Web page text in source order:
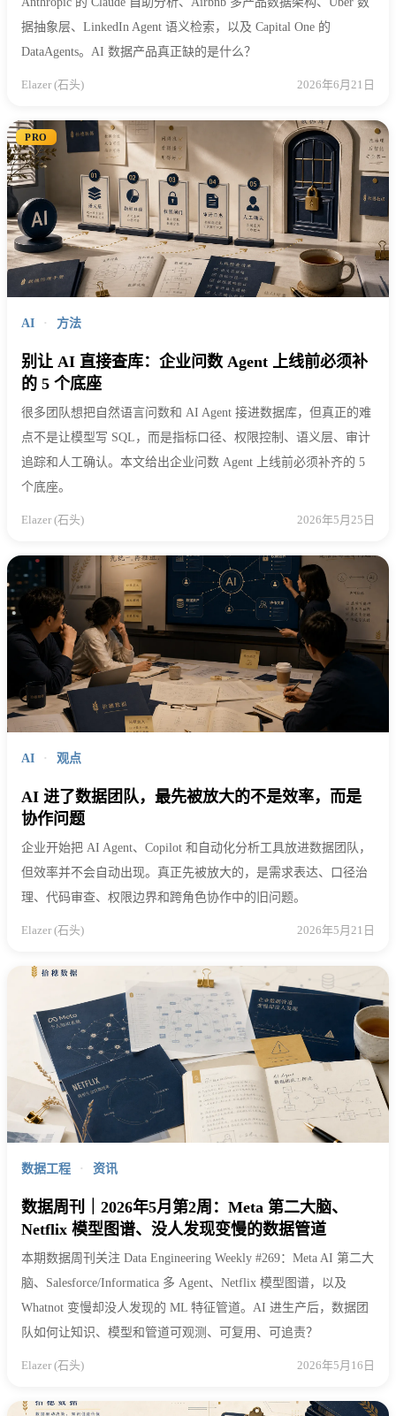
据抽象层、LinkedIn Agent 语义检索，以及 Capital One 的
DataAgents。AI 数据产品真正缺的是什么？
Elazer (石头) 2026年6月21日
PRO
AI · 方法
别让 AI 直接查库：企业问数 Agent 上线前必须补
的 5 个底座
很多团队想把自然语言问数和 AI Agent 接进数据库，但真正的难
点不是让模型写 SQL，而是指标口径、权限控制、语义层、审计
追踪和人工确认。本文给出企业问数 Agent 上线前必须补齐的 5
个底座。
Elazer (石头) 2026年5月25日
AI · 观点
AI 进了数据团队，最先被放大的不是效率，而是
协作问题
企业开始把 AI Agent、Copilot 和自动化分析工具放进数据团队，
但效率并不会自动出现。真正先被放大的，是需求表达、口径治
理、代码审查、权限边界和跨角色协作中的旧问题。
Elazer (石头) 2026年5月21日
数据工程 · 资讯
数据周刊｜2026年5月第2周：Meta 第二大脑、
Netflix 模型图谱、没人发现变慢的数据管道
本期数据周刊关注 Data Engineering Weekly #269：Meta AI 第二大
脑、Salesforce/Informatica 多 Agent、Netflix 模型图谱，以及
Whatnot 变慢却没人发现的 ML 特征管道。AI 进生产后，数据团
队如何让知识、模型和管道可观测、可复用、可追责？
Elazer (石头) 2026年5月16日